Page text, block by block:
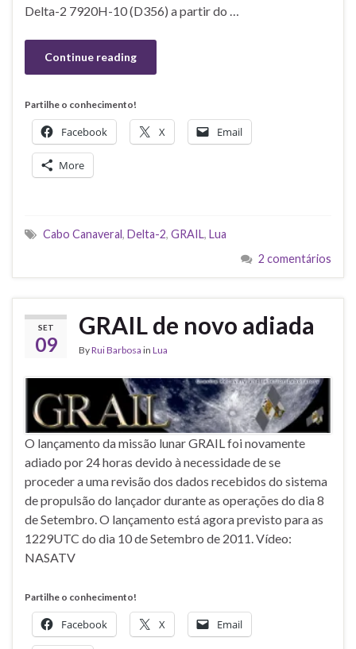
Delta-2 7920H-10 (D356) a partir do …
Continue reading
Partilhe o conhecimento!
Facebook X Email
More
Cabo Canaveral, Delta-2, GRAIL, Lua
2 comentários
SET
09
GRAIL de novo adiada
ByRui Barbosa in Lua
O lançamento da missão lunar GRAIL foi novamente
adiado por 24 horas devido à necessidade de se
proceder a uma revisão dos dados recebidos do sistema
de propulsão do lançador durante as operações do dia 8
de Setembro. O lançamento está agora previsto para as
1229UTC do dia 10 de Setembro de 2011. Vídeo:
NASATV
Partilhe o conhecimento!
Facebook X Email